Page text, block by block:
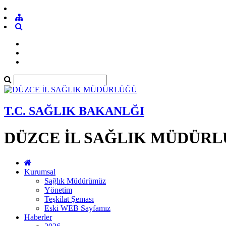
T.C. SAĞLIK BAKANLĞI
DÜZCE İL SAĞLIK
Kurumsal
Sağlık Müdürümüz
Yönetim
Teşkilat Şeması
Eski WEB Sayfamız
Haberler